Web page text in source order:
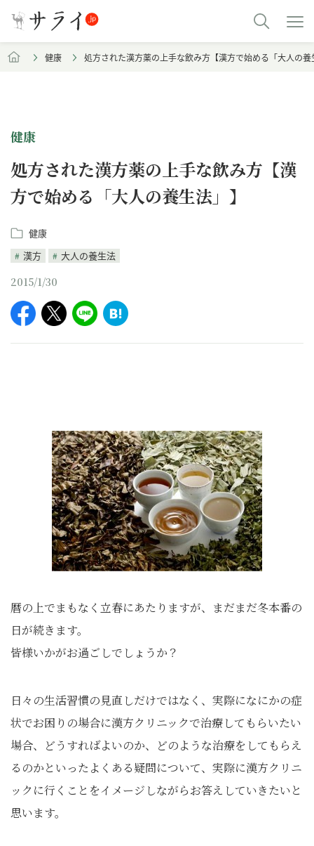
健康 処方された漢方薬の上手な飲み方【漢方で始める「大人の養
健康
処方された漢方薬の上手な飲み方【漢
方で始める「大人の養生法」】
健康
漢方
大人の養生法
2015/1/30
暦の上でまもなく立春にあたりますが、まだまだ冬本番の
日が続きます。
皆様いかがお過ごしでしょうか？
日々の生活習慣の見直しだけではなく、実際になにかの症
状でお困りの場合に漢方クリニックで治療してもらいたい
場合、どうすればよいのか、どのような治療をしてもらえ
るのかといったよくある疑問について、実際に漢方クリニ
ックに行くことをイメージしながらお答えしていきたいと
思います。